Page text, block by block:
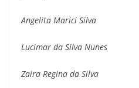
Angelita Marici Silva
Lucimar da Silva Nunes
Zaira Regina da Silva